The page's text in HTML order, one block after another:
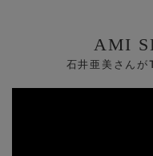
AMI
石井亜美さん